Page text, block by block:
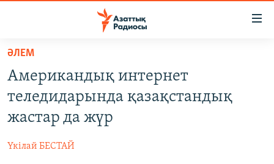
Skip
main
content
to
main
САЯСАТ
АДАМ ҚҰҚЫҚТАРЫ
ӘЛЕМ
Американдық интернет
теледидарында қазақстандық
жастар да жүр
Үкілай БЕСТАЙ